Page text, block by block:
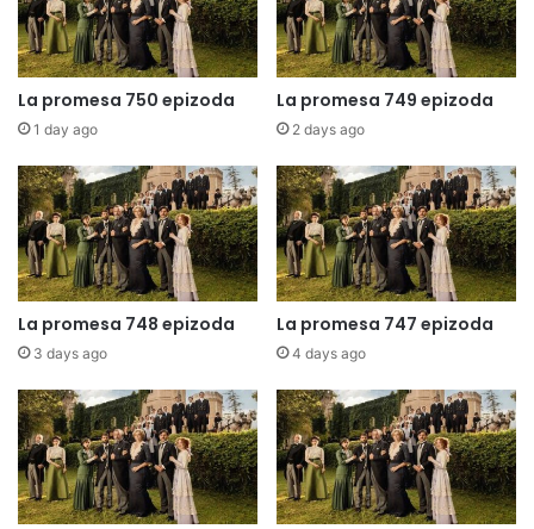
La promesa 750 epizoda
1 day ago
La promesa 749 epizoda
2 days ago
La promesa 748 epizoda
3 days ago
La promesa 747 epizoda
4 days ago